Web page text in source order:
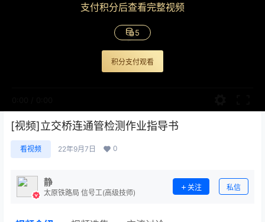
支付积分后查看完整视频
5
积分支付观看
[视频]立交桥连通管检测作业指导书
看视频 22年9月7日 0
静
太原铁路局 信号工(高级技师)
关注 私信